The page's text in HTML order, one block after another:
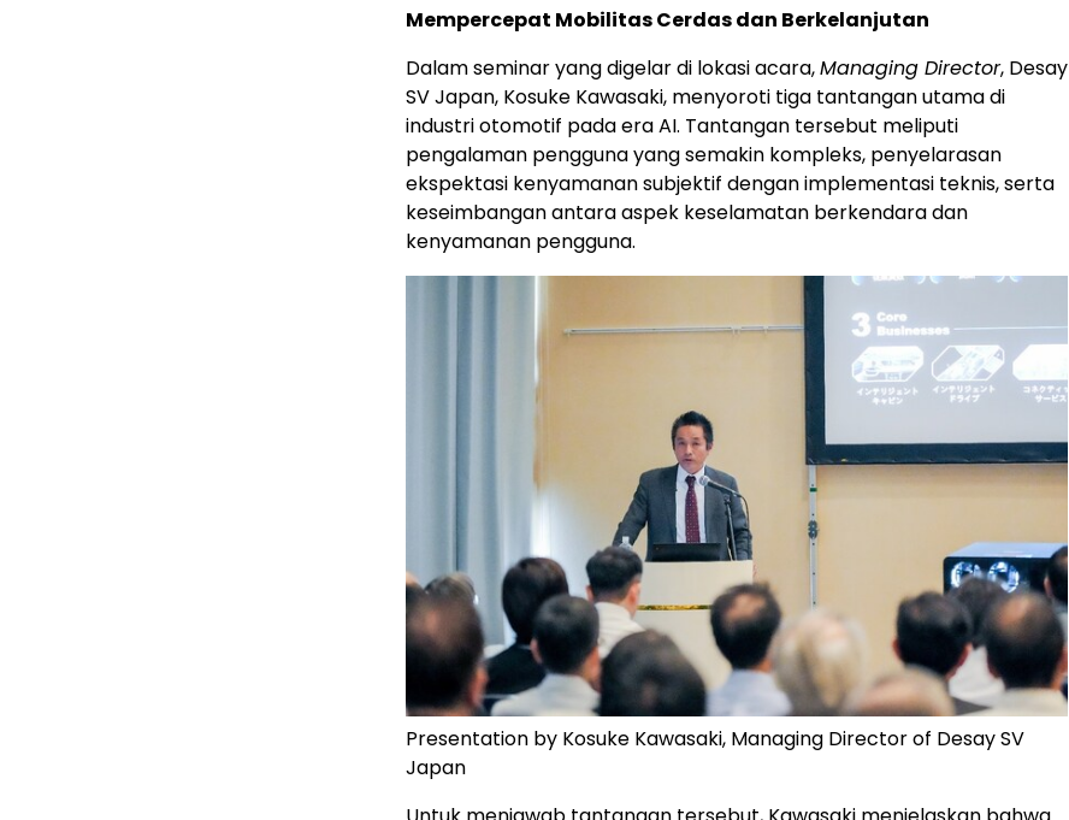
Mempercepat Mobilitas Cerdas dan Berkelanjutan
Dalam seminar yang digelar di lokasi acara,Managing Director, Desay
SV Japan, Kosuke Kawasaki, menyoroti tiga tantangan utama di
industri otomotif pada era AI. Tantangan tersebut meliputi
pengalaman pengguna yang semakin kompleks, penyelarasan
ekspektasi kenyamanan subjektif dengan implementasi teknis, serta
keseimbangan antara aspek keselamatan berkendara dan
kenyamanan pengguna.
Presentation by Kosuke Kawasaki, Managing Director of Desay SV
Japan